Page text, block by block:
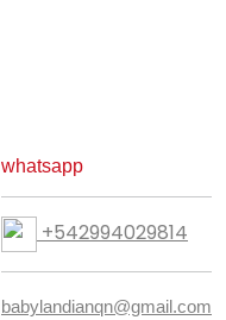
whatsapp
+542994029814
babylandianqn@gmail.com